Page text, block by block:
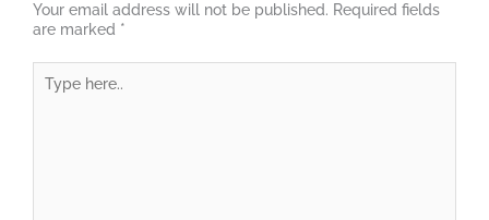
Your email address will not be published. Required fields
are marked *
here..